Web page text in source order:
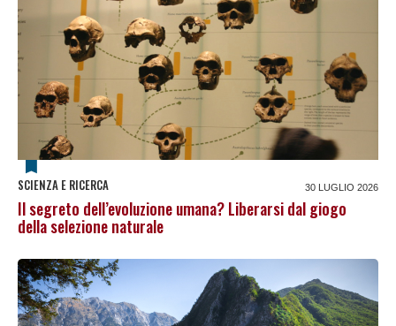
SCIENZA E RICERCA 30 LUGLIO 2026
Il segreto dell’evoluzione umana? Liberarsi dal giogo
della selezione naturale